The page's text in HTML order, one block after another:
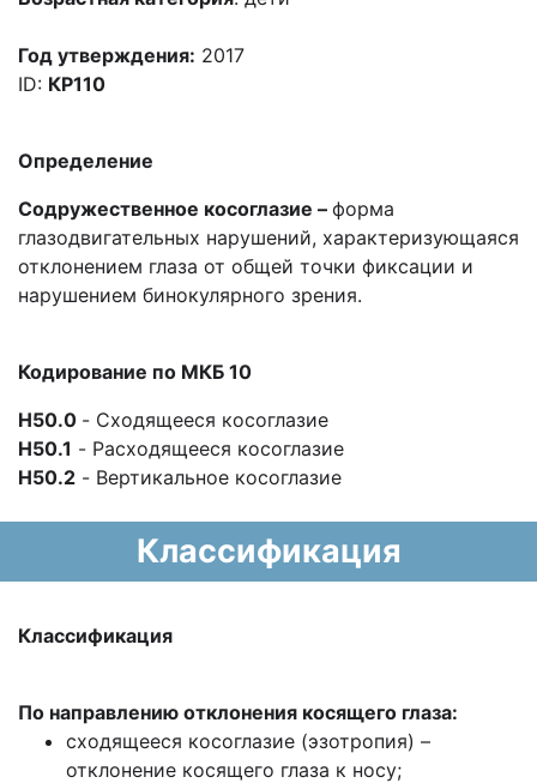
Год утверждения: 2017
ID: КР110
Определение
Содружественное косоглазие – форма
глазодвигательных нарушений, характеризующаяся
отклонением глаза от общей точки фиксации и
нарушением бинокулярного зрения.
Кодирование по МКБ 10
H50.0 - Сходящееся косоглазие
H50.1 - Расходящееся косоглазие
H50.2 - Вертикальное косоглазие
Классификация
Классификация
По направлению отклонения косящего глаза:
сходящееся косоглазие (эзотропия) –
отклонение косящего глаза к носу;